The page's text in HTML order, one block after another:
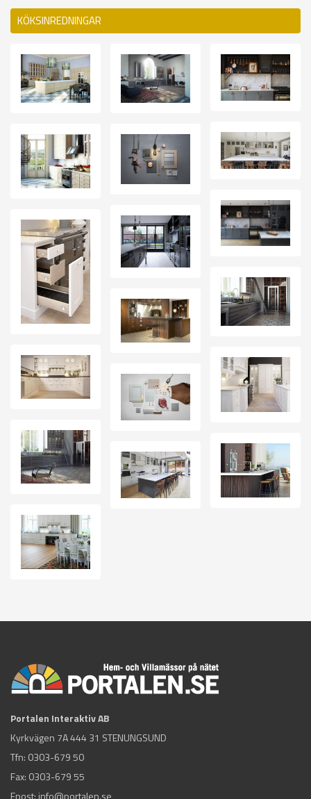
KÖKSINREDNINGAR
Portalen Interaktiv AB
Kyrkvägen 7A 444 31 STENUNGSUND
Tfn: 0303-679 50
Fax: 0303-679 55
Epost: info@portalen.se